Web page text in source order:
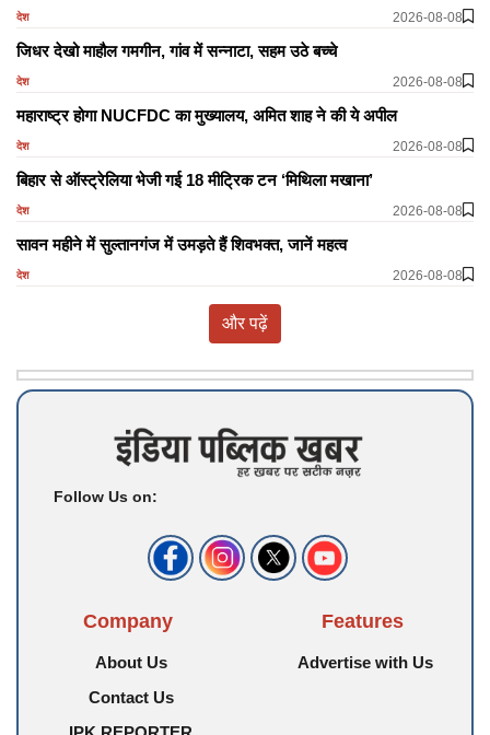
देश 2026-08-08
जिधर देखो माहौल गमगीन, गांव में सन्नाटा, सहम उठे बच्चे
देश 2026-08-08
महाराष्ट्र होगा NUCFDC का मुख्यालय, अमित शाह ने की ये अपील
देश 2026-08-08
बिहार से ऑस्ट्रेलिया भेजी गई 18 मीट्रिक टन ‘मिथिला मखाना’
देश 2026-08-08
सावन महीने में सुल्तानगंज में उमड़ते हैं शिवभक्त, जानें महत्व
देश 2026-08-08
और पढ़ें
Follow Us on:
Company
About Us
Contact Us
Features
Advertise with Us